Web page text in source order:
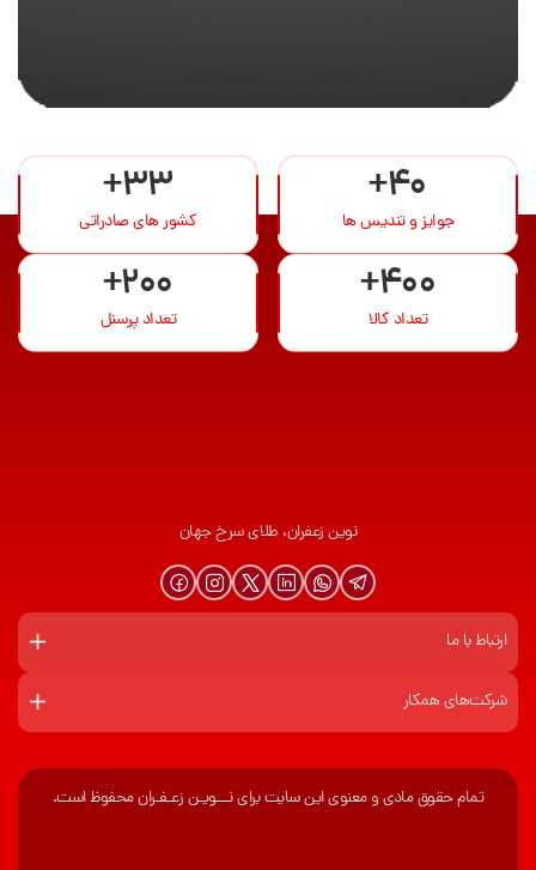
+40
جوایز و تندیس ها
+33
کشور های صادراتی
+400
تعداد کالا
+200
تعداد پرسنل
نوین زعفران، طلای سرخ جهان
ارتباط با ما
شرکت‌های همکار
تمام حقوق مادی و معنوی این سایت برای نـــویـن زعـفـران محفوظ است.